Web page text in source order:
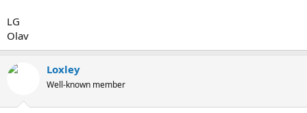
Für den Raspberry bietet sich dieses Script an, da hat man auch
gleich eine kleine Administrations Umgebung. Das Script
funktioniert aber nur solange man die Server-Conf Datei nicht per
Hand editiert.
2025-06-19 18:51:52.425: [TUN] [Paul] Sending handshake initiation
to peer 1 (79.207.94.116:64940)
2025-06-19 18:51:57.675: [TUN] [Paul] Handshake for peer 1
(79.207.94.116:64940) did not complete after 5 seconds, retrying (try
3)
LG
Olav
Loxley
Well-known member